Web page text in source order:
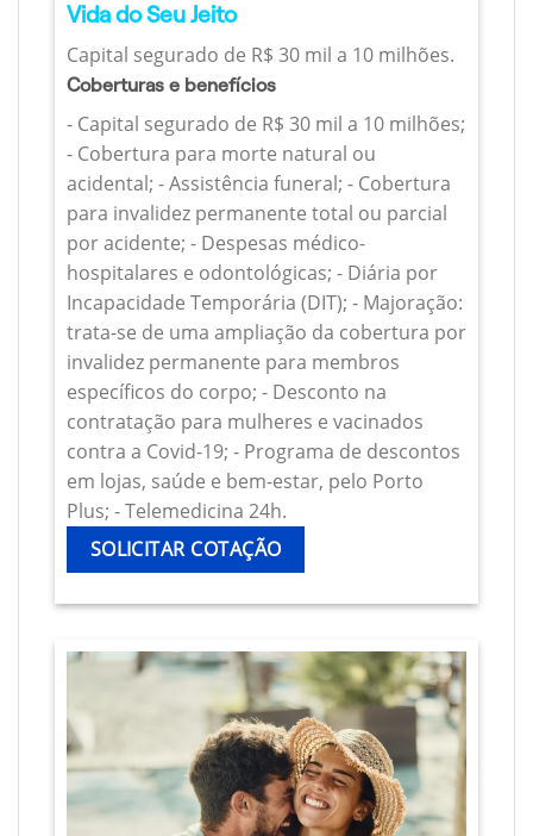
Vida do Seu Jeito
Capital segurado de R$ 30 mil a 10 milhões.
Coberturas e benefícios
- Capital segurado de R$ 30 mil a 10 milhões;
- Cobertura para morte natural ou
acidental; - Assistência funeral; - Cobertura
para invalidez permanente total ou parcial
por acidente; - Despesas médico-
hospitalares e odontológicas; - Diária por
Incapacidade Temporária (DIT); - Majoração:
trata-se de uma ampliação da cobertura por
invalidez permanente para membros
específicos do corpo; - Desconto na
contratação para mulheres e vacinados
contra a Covid-19; - Programa de descontos
em lojas, saúde e bem-estar, pelo Porto
Plus; - Telemedicina 24h.
SOLICITAR COTAÇÃO